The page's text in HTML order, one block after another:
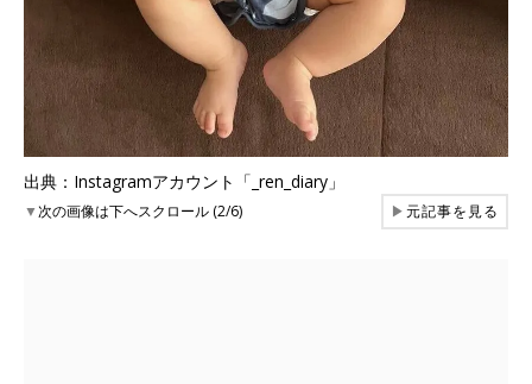
出典：Instagramアカウント「_ren_diary」
▼次の画像は下へスクロール (2/6) ▶元記事を見る